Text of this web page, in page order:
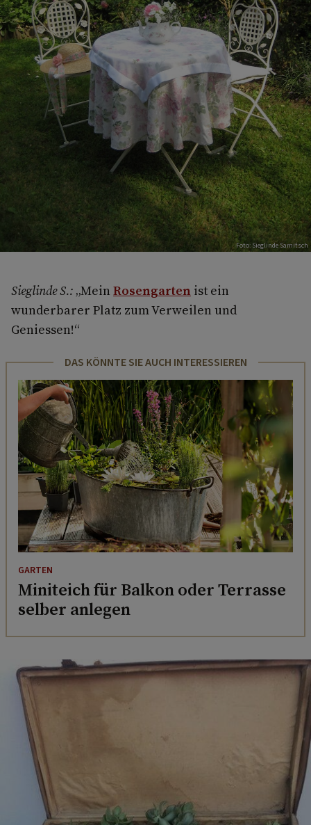
Foto: Sieglinde Samitsch
Sieglinde S.: „Mein Rosengarten ist ein
wunderbarer Platz zum Verweilen und
Geniessen!“
DAS KÖNNTE SIE AUCH INTERESSIEREN
GARTEN
Miniteich für Balkon oder Terrasse
selber anlegen